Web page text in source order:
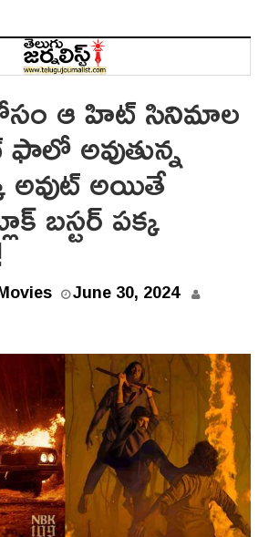
ఆ హిట్ సినిమాల
అవుతున్న
అవుట్ అయితే
బస్టర్ పక్క
June 30, 2024